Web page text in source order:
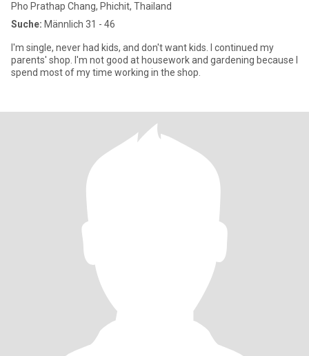
Pho Prathap Chang, Phichit, Thailand
Suche: Männlich 31 - 46
I'm single, never had kids, and don't want kids. I continued my
parents' shop. I'm not good at housework and gardening because I
spend most of my time working in the shop.